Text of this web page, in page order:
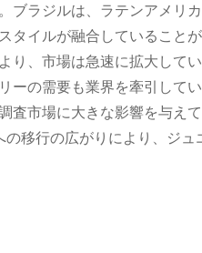
ブラジルは、ラテンアメリ
タイルが融合していること
、市場は急速に拡大してい
の需要も業界を牽引してい
査市場に大きな影響を与え
移行の広がりにより、ジュ